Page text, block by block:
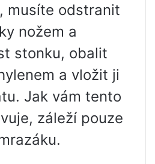
musíte odstranit
nožem a
stonku, obalit
a vložit ji
Jak vám tento
záleží pouze